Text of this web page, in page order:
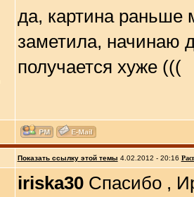
да, картина раньше
заметила, начинаю
получается хуже (((
Показать ссылку этой темы 4.02.2012 - 20:16
iriska30Спасибо ,